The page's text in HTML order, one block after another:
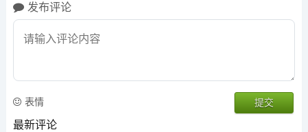
发布评论
表情
最新评论